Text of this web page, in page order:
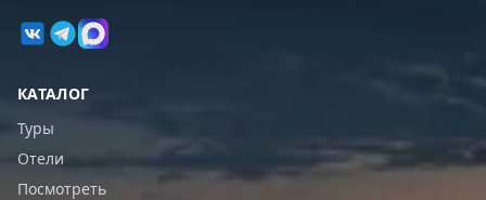
КАТАЛОГ
Туры
Отели
Посмотреть